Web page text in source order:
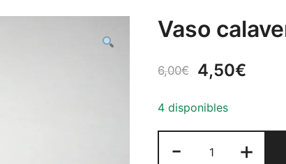
Vaso
6,00€
El
original
era:
4,50€
es:
4 disponibles
-
calavera
+